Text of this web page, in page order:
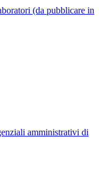
(da pubblicare in
amministrativi di